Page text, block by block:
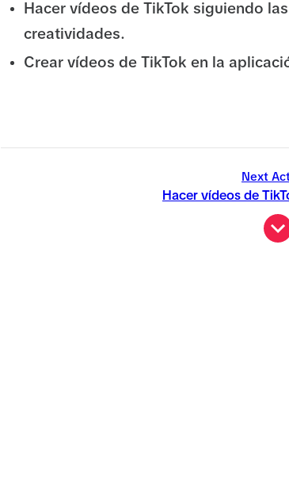
Hacer vídeos de TikTok siguiendo
creatividades.
Crear vídeos de TikTok en la
Next
Hacer vídeos de